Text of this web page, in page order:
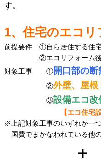
す。
1、住宅のエコリ
前提要件 ①自ら居住する住宅
②エコリフォーム後の
対象工事 ①開口部の断
②外壁、屋根
③設備エコ改
【エコ住宅
※上記対象工事のいずれか一
国費でまかなわれている他
＋